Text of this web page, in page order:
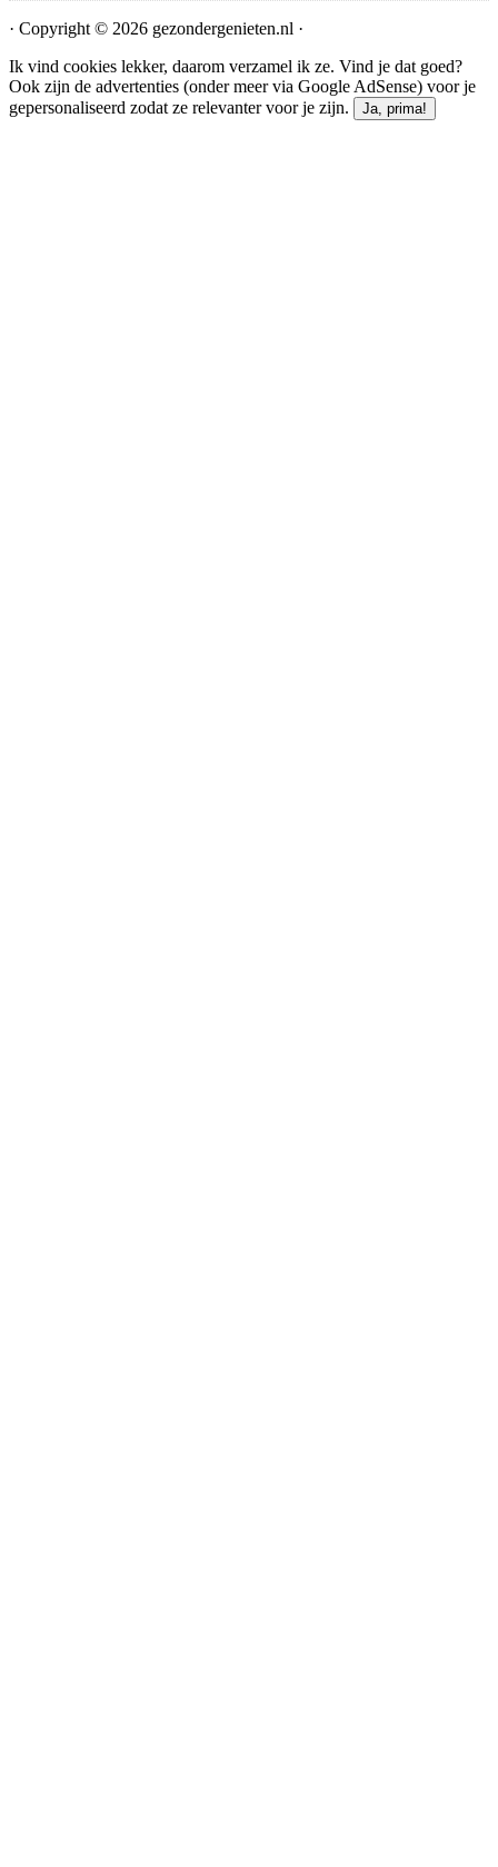
· Copyright © 2026 gezondergenieten.nl ·
Ik vind cookies lekker, daarom verzamel ik ze. Vind je dat goed?
Ook zijn de advertenties (onder meer via Google AdSense) voor je
gepersonaliseerd zodat ze relevanter voor je zijn.
Ja, prima!